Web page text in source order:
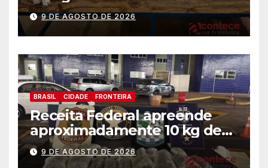
apreendidos pela Receita
Federal
9 DE AGOSTO DE 2026
BRASIL CIDADE FRONTEIRA
Receita Federal apreende
aproximadamente 10 kg de
substância análoga ao
capulho
9 DE AGOSTO DE 2026